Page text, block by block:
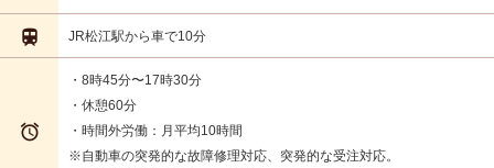
 JR松江駅から車で10分

・8時45分〜17時30分
・休憩60分
・時間外労働：月平均10時間
※自動車の突発的な故障修理対応、突発的な受注対応。